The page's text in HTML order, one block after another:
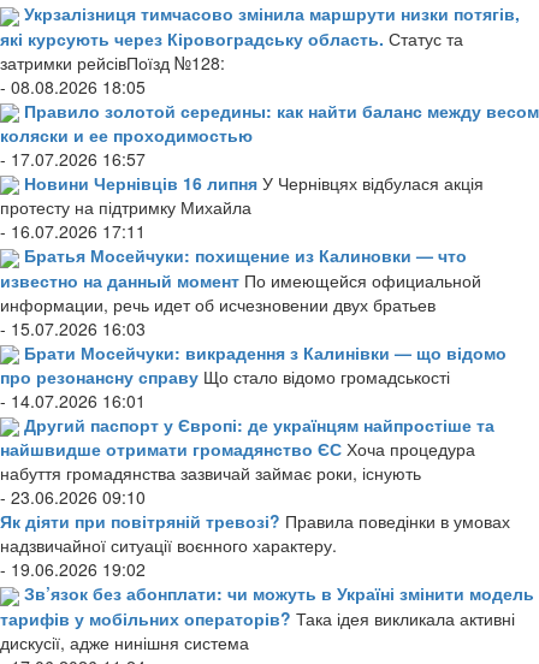
Укрзалізниця тимчасово змінила маршрути низки потягів,
які курсують через Кіровоградську область. Статус та
затримки рейсівПоїзд №128:
- 08.08.2026 18:05
Правило золотой середины: как найти баланс между весом
коляски и ее проходимостью
- 17.07.2026 16:57
Новини Чернівців 16 липня У Чернівцях відбулася акція
протесту на підтримку Михайла
- 16.07.2026 17:11
Братья Мосейчуки: похищение из Калиновки — что
известно на данный момент По имеющейся официальной
информации, речь идет об исчезновении двух братьев
- 15.07.2026 16:03
Брати Мосейчуки: викрадення з Калинівки — що відомо
про резонансну справу Що стало відомо громадськості
- 14.07.2026 16:01
Другий паспорт у Європі: де українцям найпростіше та
найшвидше отримати громадянство ЄС Хоча процедура
набуття громадянства зазвичай займає роки, існують
- 23.06.2026 09:10
Як діяти при повітряній тревозі? Правила поведінки в умовах
надзвичайної ситуації воєнного характеру.
- 19.06.2026 19:02
Зв’язок без абонплати: чи можуть в Україні змінити модель
тарифів у мобільних операторів? Така ідея викликала активні
дискусії, адже нинішня система